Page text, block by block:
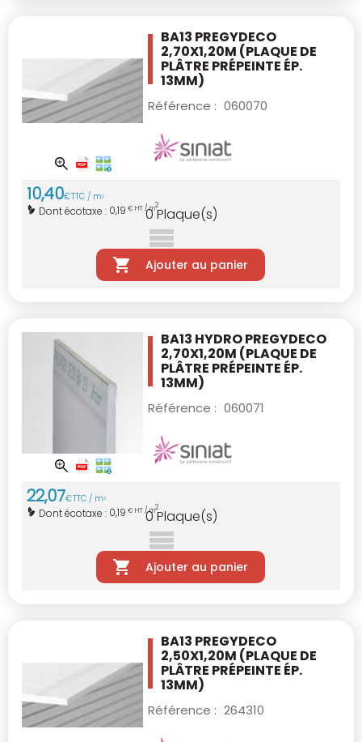
BA13 PREGYDECO
2,70X1,20M (PLAQUE DE
PLÂTRE PRÉPEINTE ÉP.
13MM)
Référence : 060070
10,40€TTC / m2
Dont écotaxe : 0,19 € HT / m2
0 Plaque(s)
Ajouter au panier
BA13 HYDRO PREGYDECO
2,70X1,20M (PLAQUE DE
PLÂTRE PRÉPEINTE ÉP.
13MM)
Référence : 060071
22,07€TTC / m2
Dont écotaxe : 0,19 € HT / m2
0 Plaque(s)
Ajouter au panier
BA13 PREGYDECO
2,50X1,20M (PLAQUE DE
PLÂTRE PRÉPEINTE ÉP.
13MM)
Référence : 264310